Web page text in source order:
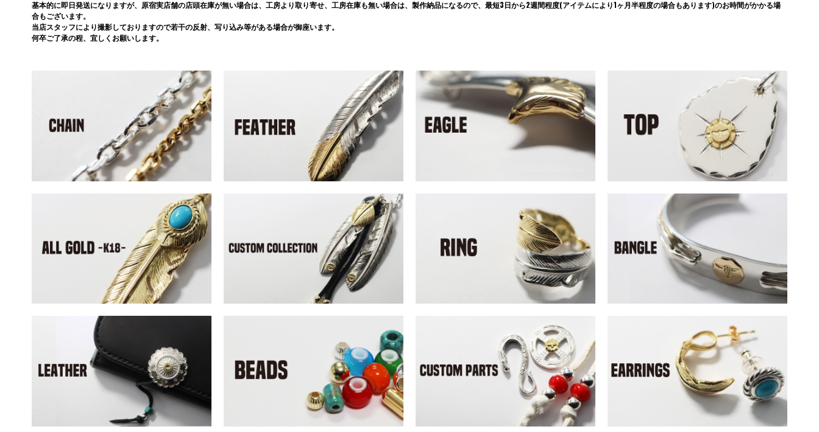
基本的に即日発送になりますが、原宿実店舗の店頭在庫が無い場合は、工房より取り寄せ、工房在庫も無い場合は、製作納品になるので、最短3日から2週間程度(アイテムにより1ヶ月半程度の場合もあります)のお時間がかかる場
合もございます。
当店スタッフにより撮影しておりますので若干の反射、写り込み等がある場合が御座います。
何卒ご了承の程、宜しくお願いします。